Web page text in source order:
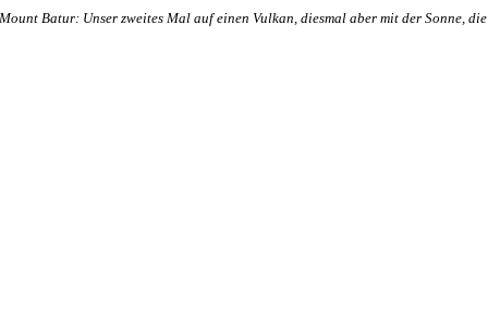
Mount Batur: Unser zweites Mal auf einen Vulkan, diesmal aber mit der Sonne,